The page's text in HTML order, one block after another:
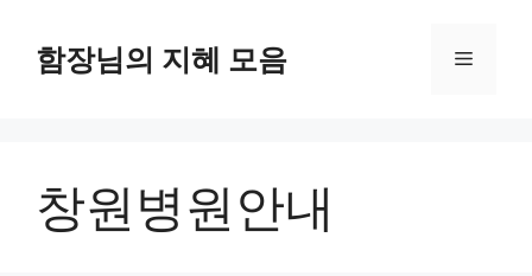
함장님의 지혜 모음 메
창원병원안내